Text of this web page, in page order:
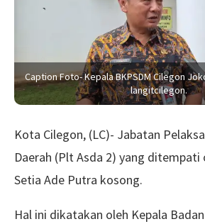
Caption Foto- Kepala BKPSDM Cilegon
langitcilegon.
Kota Cilegon, (LC)- Jabatan
Daerah (Plt Asda 2) yang ditempati
Setia Ade Putra kosong.
Hal ini dikatakan oleh Kepala